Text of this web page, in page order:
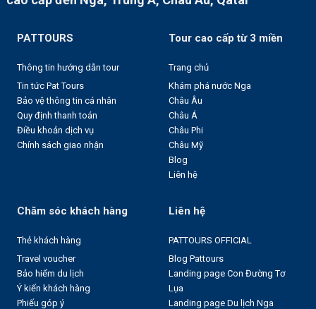
PATTOURS
Thông tin hướng dẫn tour
Tin tức Pat Tours
Bảo vệ thông tin cá nhân
Quy định thanh toán
Điều khoản dịch vụ
Chính sách giao nhận
Tour cao cấp từ 3 miền
Trang chủ
Khám phá nước Nga
Châu Âu
Châu Á
Châu Phi
Châu Mỹ
Blog
Liên hệ
Chăm sóc khách hàng
Thẻ khách hàng
Travel voucher
Bảo hiểm du lịch
Ý kiến khách hàng
Phiếu góp ý
Liên hệ
PATTOURS OFFICIAL
Blog Pattours
Landing page Con Đường Tơ
Lụa
Landing page Du lịch Nga